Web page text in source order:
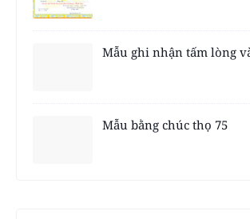
Mẫu ghi nhận tấm lòng
Mẫu bằng chúc thọ 75